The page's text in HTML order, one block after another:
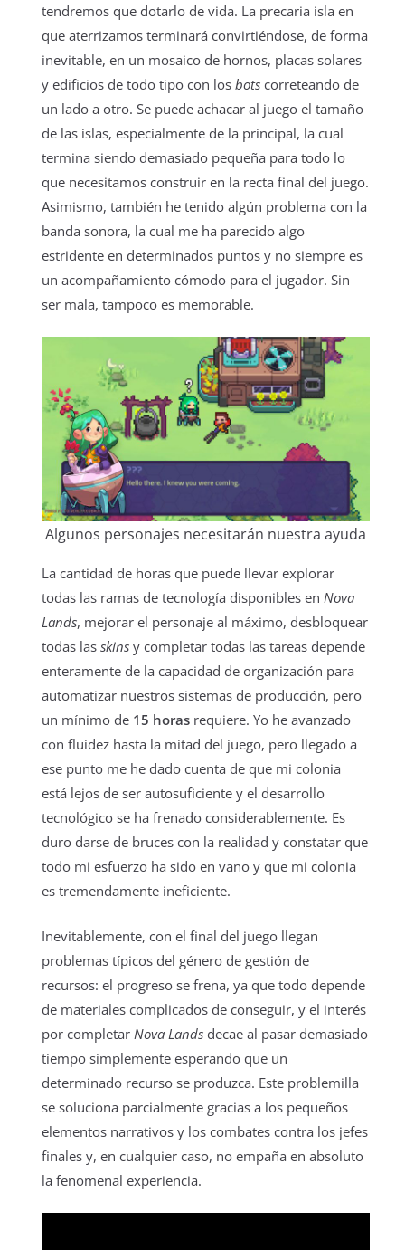
tendremos que dotarlo de vida. La precaria isla en
que aterrizamos terminará convirtiéndose, de forma
inevitable, en un mosaico de hornos, placas solares
y edificios de todo tipo con los bots correteando de
un lado a otro. Se puede achacar al juego el tamaño
de las islas, especialmente de la principal, la cual
termina siendo demasiado pequeña para todo lo
que necesitamos construir en la recta final del juego.
Asimismo, también he tenido algún problema con la
banda sonora, la cual me ha parecido algo
estridente en determinados puntos y no siempre es
un acompañamiento cómodo para el jugador. Sin
ser mala, tampoco es memorable.
Algunos personajes necesitarán nuestra ayuda
La cantidad de horas que puede llevar explorar
todas las ramas de tecnología disponibles en Nova
Lands, mejorar el personaje al máximo, desbloquear
todas las skins y completar todas las tareas depende
enteramente de la capacidad de organización para
automatizar nuestros sistemas de producción, pero
un mínimo de 15 horas requiere. Yo he avanzado
con fluidez hasta la mitad del juego, pero llegado a
ese punto me he dado cuenta de que mi colonia
está lejos de ser autosuficiente y el desarrollo
tecnológico se ha frenado considerablemente. Es
duro darse de bruces con la realidad y constatar que
todo mi esfuerzo ha sido en vano y que mi colonia
es tremendamente ineficiente.
Inevitablemente, con el final del juego llegan
problemas típicos del género de gestión de
recursos: el progreso se frena, ya que todo depende
de materiales complicados de conseguir, y el interés
por completar Nova Lands decae al pasar demasiado
tiempo simplemente esperando que un
determinado recurso se produzca. Este problemilla
se soluciona parcialmente gracias a los pequeños
elementos narrativos y los combates contra los jefes
finales y, en cualquier caso, no empaña en absoluto
la fenomenal experiencia.